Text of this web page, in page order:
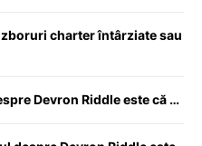
charter întârziate sau
Devron Riddle este că …